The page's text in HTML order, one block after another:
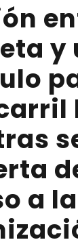
y
a la